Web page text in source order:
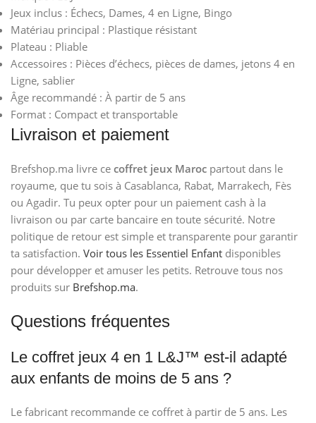
Jeux inclus : Échecs, Dames, 4 en Ligne, Bingo
Matériau principal : Plastique résistant
Plateau : Pliable
Accessoires : Pièces d’échecs, pièces de dames, jetons 4 en
Ligne, sablier
Âge recommandé : À partir de 5 ans
Format : Compact et transportable
Livraison et paiement
Brefshop.ma livre ce coffret jeux Maroc partout dans le
royaume, que tu sois à Casablanca, Rabat, Marrakech, Fès
ou Agadir. Tu peux opter pour un paiement cash à la
livraison ou par carte bancaire en toute sécurité. Notre
politique de retour est simple et transparente pour garantir
ta satisfaction. Voir tous les Essentiel Enfant disponibles
pour développer et amuser les petits. Retrouve tous nos
produits sur Brefshop.ma.
Questions fréquentes
Le coffret jeux 4 en 1 L&J™ est-il adapté
aux enfants de moins de 5 ans ?
Le fabricant recommande ce coffret à partir de 5 ans. Les